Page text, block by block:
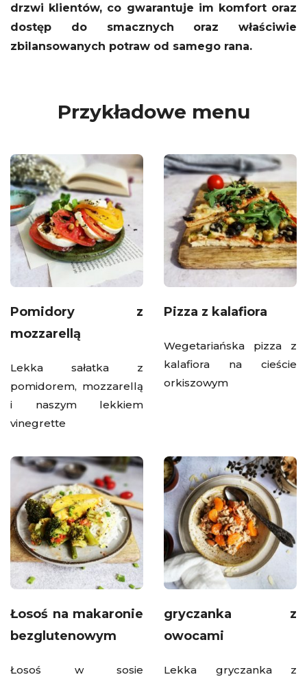
drzwi klientów, co gwarantuje im komfort oraz
dostęp do smacznych oraz właściwie
zbilansowanych potraw od samego rana.
Przykładowe menu
Pomidory z
mozzarellą
Lekka sałatka z
pomidorem, mozzarellą
i naszym lekkiem
vinegrette
Pizza z kalafiora
Wegetariańska pizza z
kalafiora na cieście
orkiszowym
Łosoś na makaronie
bezglutenowym
Łosoś w sosie
gryczanka z
owocami
Lekka gryczanka z